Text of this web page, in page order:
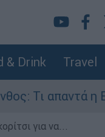
& Drink Travel
η ΕΛΑΣ για
για να...